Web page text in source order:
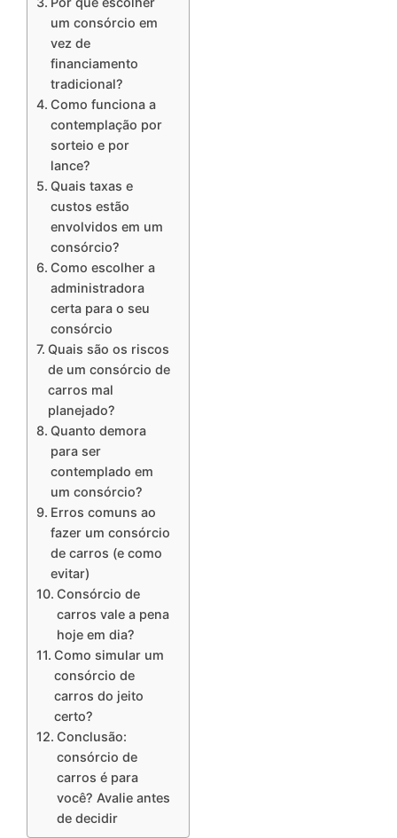
um consórcio em
vez de
financiamento
tradicional?
Como funciona a
contemplação por
sorteio e por
lance?
Quais taxas e
custos estão
envolvidos em um
consórcio?
Como escolher a
administradora
certa para o seu
consórcio
Quais são os riscos
de um consórcio de
carros mal
planejado?
Quanto demora
para ser
contemplado em
um consórcio?
Erros comuns ao
fazer um consórcio
de carros (e como
evitar)
Consórcio de
carros vale a pena
hoje em dia?
Como simular um
consórcio de
carros do jeito
certo?
Conclusão:
consórcio de
carros é para
você? Avalie antes
de decidir